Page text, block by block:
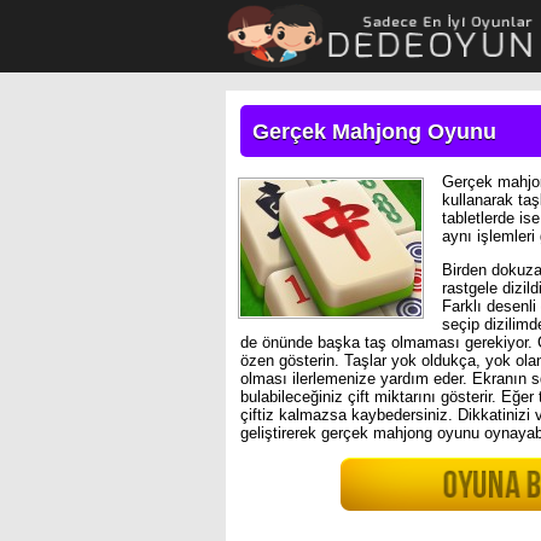
Gerçek Mahjong Oyunu
Gerçek
kullanarak
tabletlerde
aynı
Birden
rastgele
Farklı
seçip
de önünde başka taş olmaması
özen gösterin. Taşlar yok oldukça, yok
olması ilerlemenize yardım eder. Ekranın
bulabileceğiniz çift miktarını gösterir.
çiftiz kalmazsa kaybedersiniz. Dikkatinizi
geliştirerek gerçek mahjong oyunu